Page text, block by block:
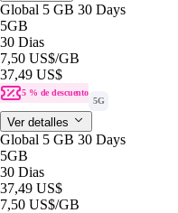
Global 5 GB 30 Days
5GB
30 Dias
7,50 US$/GB
37,49 US$
5 % de descuento
5G
Ver detalles
Global 5 GB 30 Days
5GB
30 Dias
37,49 US$
7,50 US$/GB